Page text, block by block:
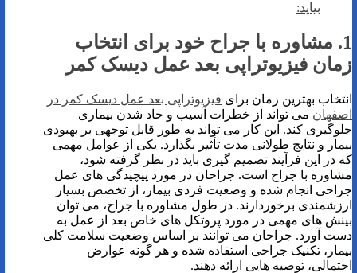
بیاید:
1. مشاوره با جراح خود برای انتخاب
زمان فیزیوتراپی بعد عمل دیسک کمر
انتخاب بهترین زمان برای فیزیوتراپی بعد عمل دیسک کمر در
اصفهان می تواند از خطرات آسیب و حاد شدن بیماری
جلوگیری کند. این کار می تواند به طور قابل توجهی بر بهبودی
بیمار و نتایج طولانی مدت تأثیر بگذارد. یکی از عوامل مهمی
که در این فرآیند تصمیم گیری باید در نظر گرفته شود،
مشاوره با جراح است. جراحان در مورد پیچیدگی های عمل
جراحی انجام شده و وضعیت فردی بیمار، از تخصص بسیار
ارزشمندی برخوردارند. در طول مشاوره با جراح، می توان
بینش های مهمی در مورد پروتکل های خاص بعد از عمل به
دست آورد. جراحان می توانند بر اساس وضعیت سلامت کلی
بیمار، تکنیک جراحی استفاده شده و هر گونه عوارض
احتمالی، توصیه هایی ارائه دهند.